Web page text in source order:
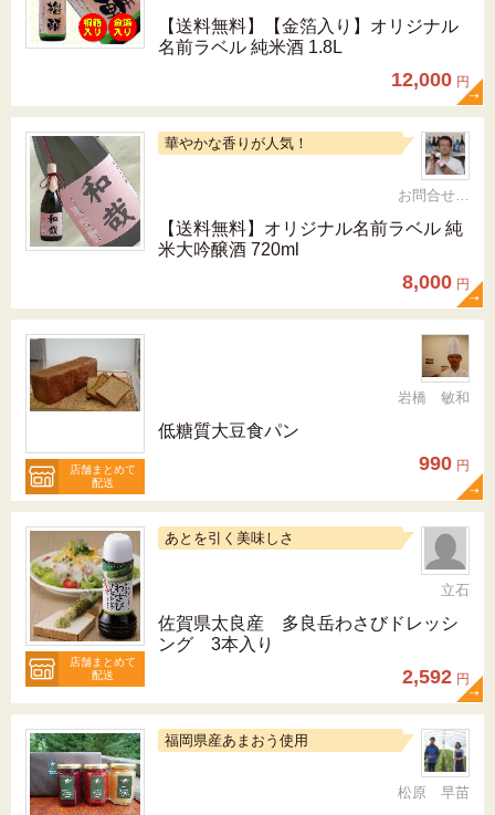
【送料無料】【金箔入り】オリジナル
名前ラベル 純米酒 1.8L
12,000 円
華やかな香りが人気！
お問合せ 092-321-1597
【送料無料】オリジナル名前ラベル 純
米大吟醸酒 720ml
8,000 円
店舗まとめて
配送
岩橋 敏和
低糖質大豆食パン
990 円
店舗まとめて
配送
あとを引く美味しさ
立石
佐賀県太良産 多良岳わさびドレッシ
ング 3本入り
2,592 円
福岡県産あまおう使用
松原 早苗